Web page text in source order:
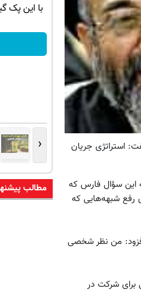
استراتژی جریان
این سؤال فارس که
رفع شبهه‌هایی که
من نظر شخصی
برای شرکت در
موی جلبک توی حمومت
محصول
با این پک
‹
مطالب